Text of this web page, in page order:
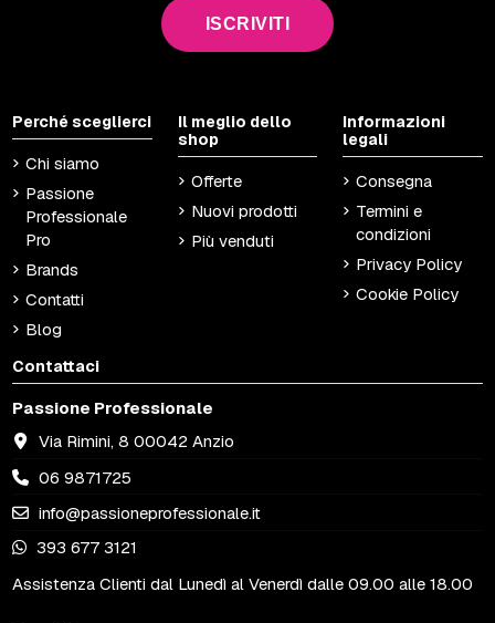
ISCRIVITI
Perché sceglierci
Chi siamo
Passione
Professionale
Pro
Brands
Contatti
Blog
Il meglio dello
shop
Offerte
Nuovi prodotti
Più venduti
Informazioni
legali
Consegna
Termini e
condizioni
Privacy Policy
Cookie Policy
Contattaci
Passione Professionale
Via Rimini, 8 00042 Anzio
06 9871725
info@passioneprofessionale.it
393 677 3121
Assistenza Clienti dal Lunedì al Venerdì dalle 09.00 alle 18.00